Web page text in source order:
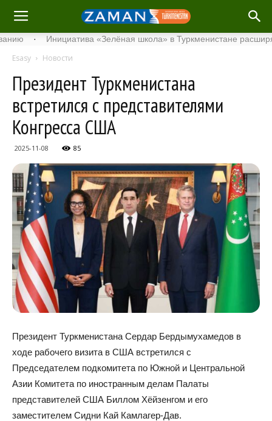
· Инициатива «Зелёная школа» в Туркменистане расширяет
Esasy Новости
Президент Туркменистана
встретился с представителями
Конгресса США
2025-11-08 85
Президент Туркменистана Сердар Бердымухамедов в
ходе рабочего визита в США встретился с
Председателем подкомитета по Южной и Центральной
Азии Комитета по иностранным делам Палаты
представителей США Биллом Хёйзенгом и его
заместителем Сидни Кай Камлагер-Дав.